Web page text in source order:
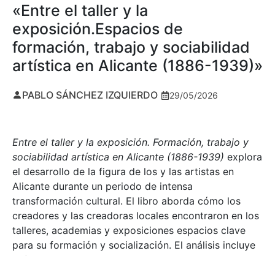
«Entre el taller y la
exposición.Espacios de
formación, trabajo y sociabilidad
artística en Alicante (1886-1939)»
PABLO SÁNCHEZ IZQUIERDO 29/05/2026
Entre el taller y la exposición. Formación, trabajo y
sociabilidad artística en Alicante (1886-1939) explora
el desarrollo de la figura de los y las artistas en
Alicante durante un periodo de intensa
transformación cultural. El libro aborda cómo los
creadores y las creadoras locales encontraron en los
talleres, academias y exposiciones espacios clave
para su formación y socialización. El análisis incluye